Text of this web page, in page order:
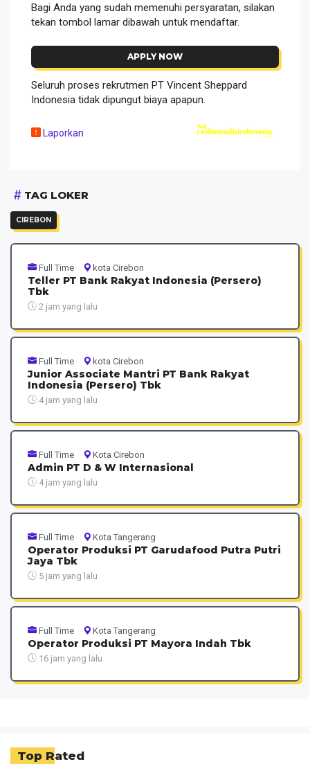
Bagi Anda yang sudah memenuhi persyaratan, silakan
tekan tombol lamar dibawah untuk mendaftar.
APPLY NOW
Seluruh proses rekrutmen PT Vincent Sheppard
Indonesia tidak dipungut biaya apapun.
Laporkan
TAG LOKER
CIREBON
Full Time kota Cirebon
Teller PT Bank Rakyat Indonesia (Persero)
Tbk
2 jam yang lalu
Full Time kota Cirebon
Junior Associate Mantri PT Bank Rakyat
Indonesia (Persero) Tbk
4 jam yang lalu
Full Time Kota Cirebon
Admin PT D & W Internasional
4 jam yang lalu
Full Time Kota Tangerang
Operator Produksi PT Garudafood Putra Putri
Jaya Tbk
5 jam yang lalu
Full Time Kota Tangerang
Operator Produksi PT Mayora Indah Tbk
16 jam yang lalu
Top Rated